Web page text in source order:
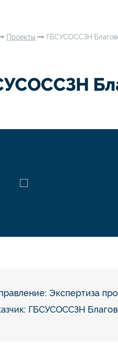
Проекты ГБСУСОССЗН
Экспертиза
ГБСУСОССЗН